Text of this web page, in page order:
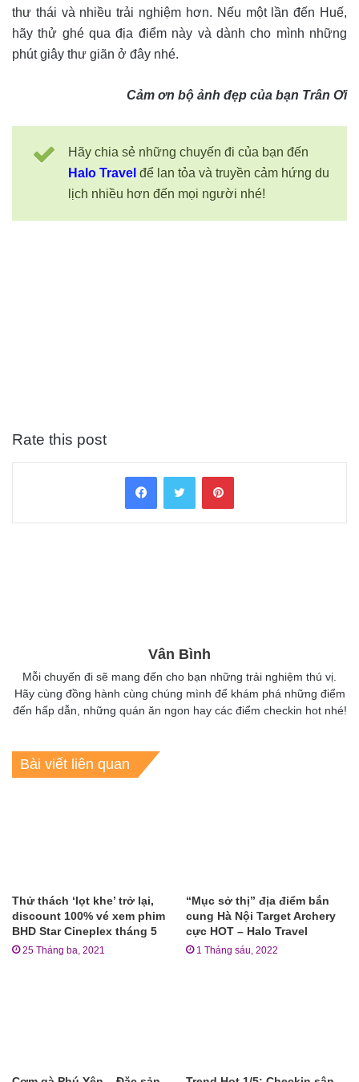
thư thái và nhiều trải nghiệm hơn. Nếu một lần đến Huế,
hãy thử ghé qua địa điểm này và dành cho mình những
phút giây thư giãn ở đây nhé.
Cảm ơn bộ ảnh đẹp của bạn Trân Ơi
Hãy chia sẻ những chuyến đi của bạn đến
Halo Travel để lan tỏa và truyền cảm hứng du
lịch nhiều hơn đến mọi người nhé!
Rate this post
FacebookTwitter Pinterest
Vân Bình
Mỗi chuyến đi sẽ mang đến cho bạn những trải nghiệm thú vị.
Hãy cùng đồng hành cùng chúng mình để khám phá những điểm
đến hấp dẫn, những quán ăn ngon hay các điểm checkin hot nhé!
Bài viết liên quan
Thử thách ‘lọt khe’ trở lại,
discount 100% vé xem phim
BHD Star Cineplex tháng 5
25 Tháng ba, 2021
“Mục sở thị” địa điểm bắn
cung Hà Nội Target Archery
cực HOT – Halo Travel
1 Tháng sáu, 2022